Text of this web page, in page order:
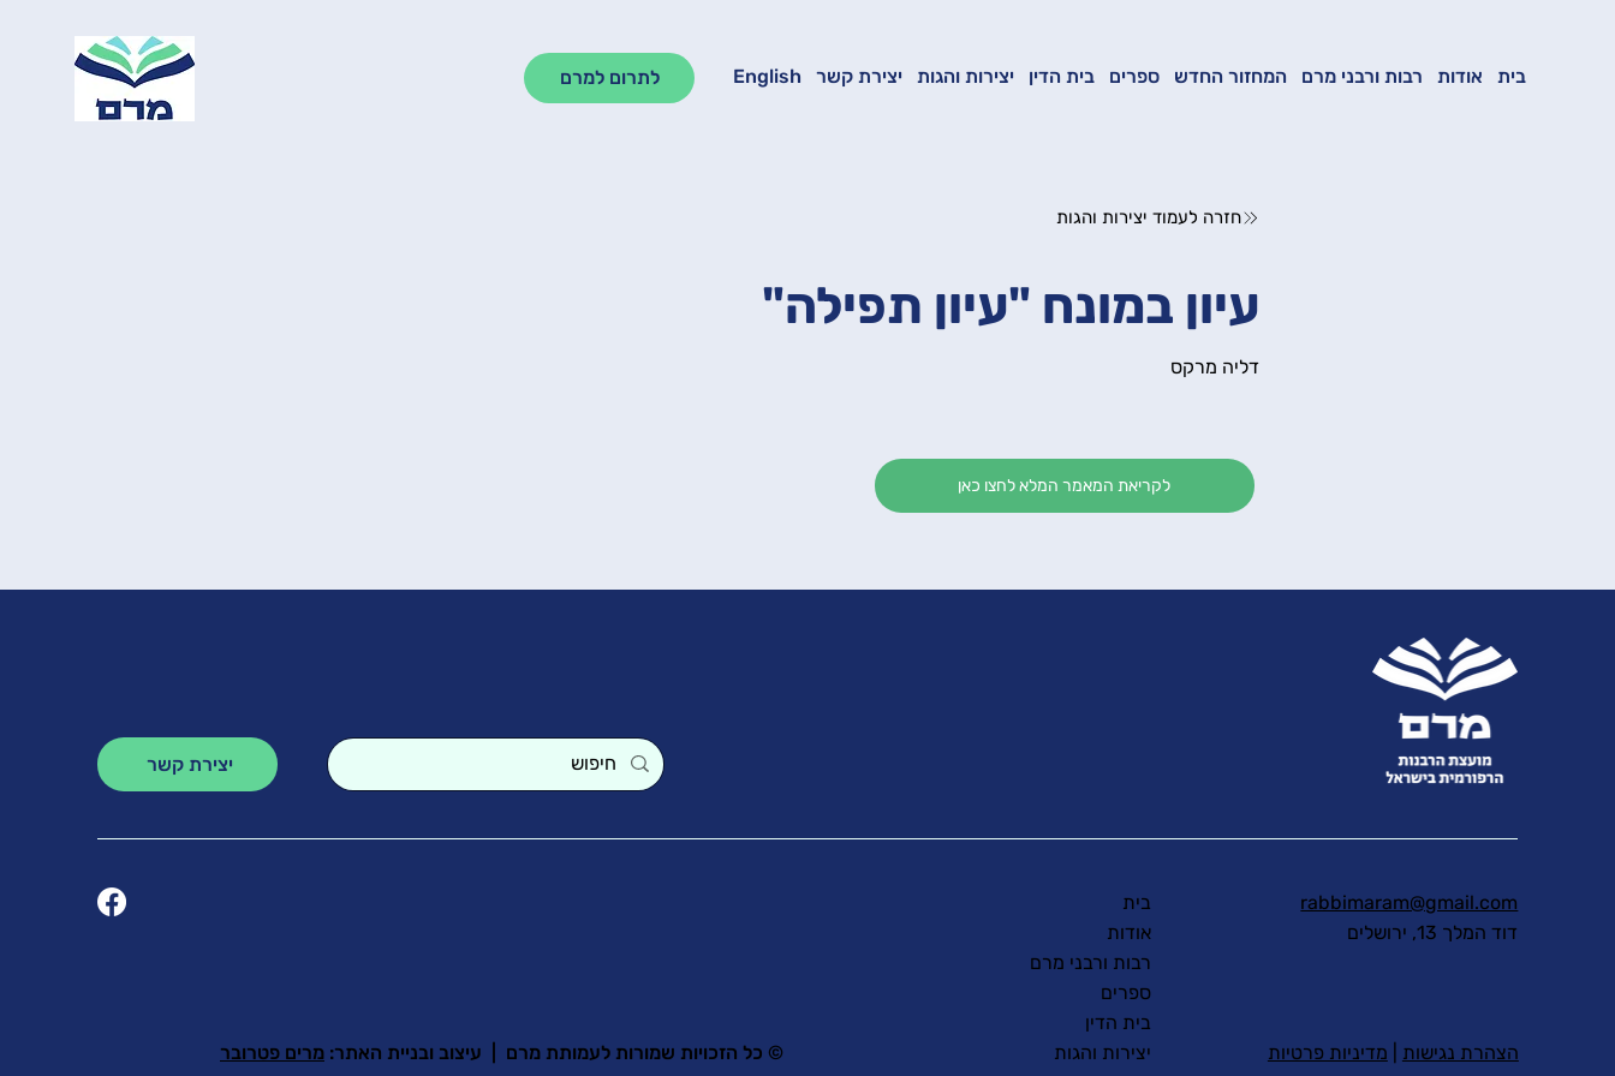
לתרום למרם בית אודות רבות ורבני מרם המחזור החדש ספרים בית הדין יצירות והגות יצירת קשר English
חזרה לעמוד יצירות והגות
עיון במונח "עיון תפילה"
דליה מרקס
לקריאת המאמר המלא לחצו כאן
יצירת קשר
בית
אודות
רבות ורבני מרם
ספרים
בית הדין
יצירות והגות
rabbimaram@gmail.com
דוד המלך 13, ירושלים
הצהרת נגישות מדיניות פרטיות © כל הזכויות שמורות לעמותת מרם | עיצוב ובניית האתר: מרים פטרובר